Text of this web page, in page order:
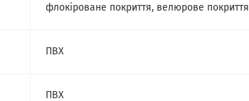
флокіроване покриття, велюрове покриття
ПВХ
ПВХ